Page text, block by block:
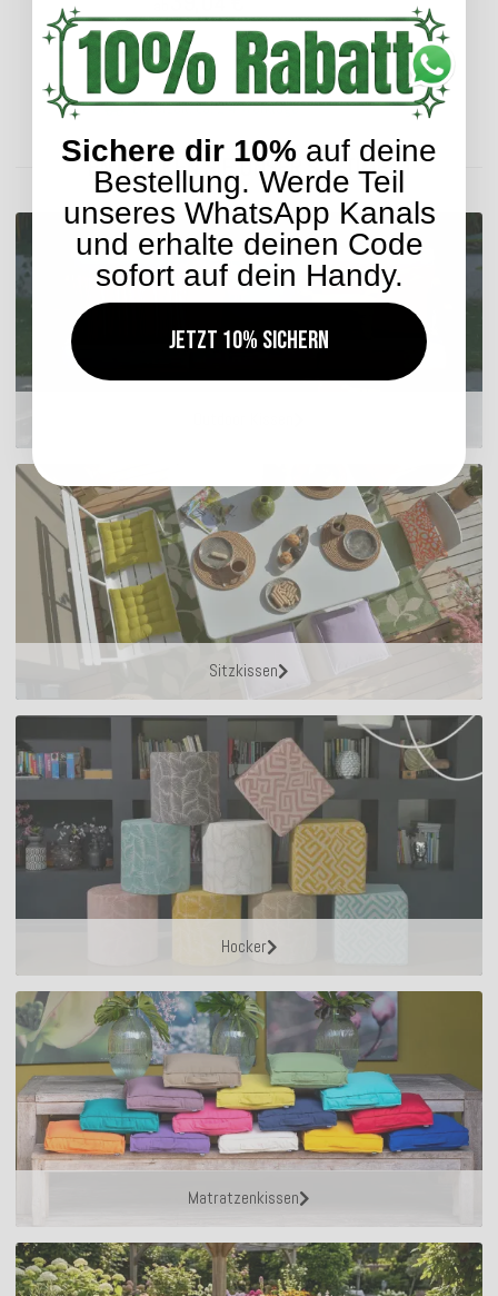
Lieferzeit: ca. 2-4 Werktage
ENTDECKEN SIE UNSER SORTIMENT
Sitzkissen
Hocker
Matratzenkissen
Sichere dir 10% auf deine
Bestellung. Werde Teil
unseres WhatsApp Kanals
und erhalte deinen Code
sofort auf dein Handy.
Jetzt 10% sichern